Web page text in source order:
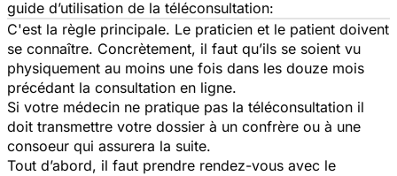
guide d’utilisation de la téléconsultation:
C'est la règle principale. Le praticien et le patient doivent
se connaître. Concrètement, il faut qu’ils se soient vu
physiquement au moins une fois dans les douze mois
précédant la consultation en ligne.
Si votre médecin ne pratique pas la téléconsultation il
doit transmettre votre dossier à un confrère ou à une
consoeur qui assurera la suite.
Tout d’abord, il faut prendre rendez-vous avec le